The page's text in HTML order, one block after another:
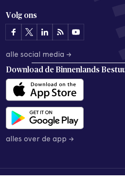
Volg ons
alle social media →
Download de Binnenlands
alles over de app →